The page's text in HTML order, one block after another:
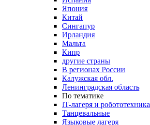
Япония
Китай
Сингапур
Ирландия
Мальта
Кипр
другие страны
В регионах России
Калужская обл.
Ленинградская область
По тематике
IT-лагеря и робототехника
Танцевальные
Языковые лагеря